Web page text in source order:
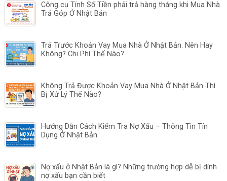
Công cụ Tính Số Tiền phải trả hàng tháng khi Mua Nhà
Trả Góp Ở Nhật Bản
Trả Trước Khoản Vay Mua Nhà Ở Nhật Bản: Nên Hay
Không? Chi Phí Thế Nào?
Không Trả Được Khoản Vay Mua Nhà Ở Nhật Bản Thì
Bị Xử Lý Thế Nào?
Hướng Dẫn Cách Kiểm Tra Nợ Xấu – Thông Tin Tín
Dụng Ở Nhật Bản
Nợ xấu ở Nhật Bản là gì? Những trường hợp dễ bị dính
nợ xấu bạn cần biết